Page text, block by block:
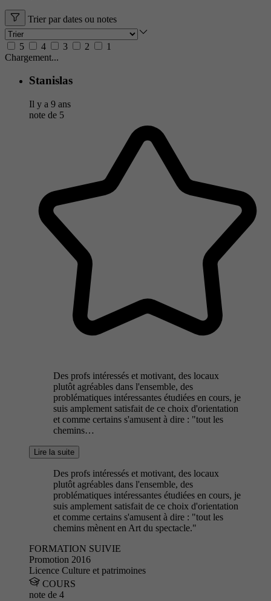
Trier par dates ou notes
5 4 3 2
1
Chargement...
Stanislas
Il y a 9 ans
note de 5
Des profs intéressés et motivant, des locaux
plutôt agréables dans l'ensemble, des
problématiques intéressantes étudiées en cours, je
suis amplement satisfait de ce choix d'orientation
et comme certains s'amusent à dire : "tout les
chemins…
Lire la suite
Des profs intéressés et motivant, des locaux
plutôt agréables dans l'ensemble, des
problématiques intéressantes étudiées en cours, je
suis amplement satisfait de ce choix d'orientation
et comme certains s'amusent à dire : "tout les
chemins mènent en Art du spectacle."
FORMATION SUIVIE
Promotion 2016
Licence Culture et patrimoines
COURS
note de 4